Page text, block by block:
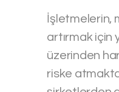
İşletmelerin,
artırmak için
üzerinden
riske